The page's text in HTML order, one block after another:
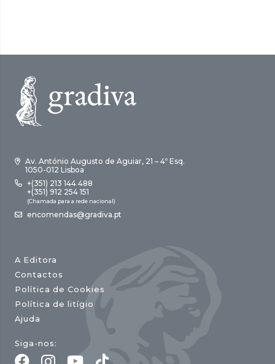
Av. António Augusto de Aguiar, 21 – 4º Esq.
1050-012 Lisboa
+(351) 213 144 488
+(351) 912 254 151
(Chamada para a rede nacional)
encomendas@gradiva.pt
A Editora
Contactos
Política de Cookies
Política de litígio
Ajuda
Siga-nos: